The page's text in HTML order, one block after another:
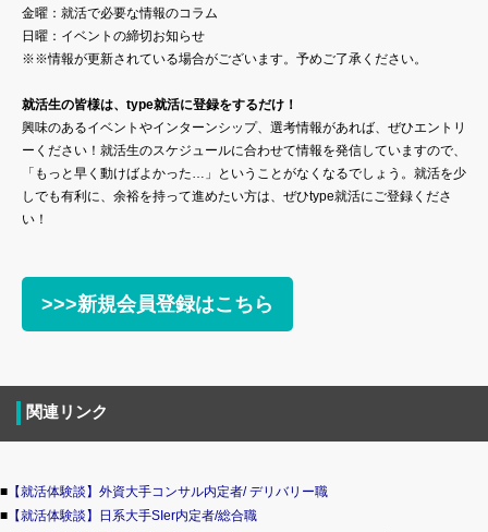
金曜：就活で必要な情報のコラム
日曜：イベントの締切お知らせ
※※情報が更新されている場合がございます。予めご了承ください。
就活生の皆様は、type就活に登録をするだけ！
興味のあるイベントやインターンシップ、選考情報があれば、ぜひエントリ
ーください！就活生のスケジュールに合わせて情報を発信していますので、
「もっと早く動けばよかった…」ということがなくなるでしょう。就活を少
しでも有利に、余裕を持って進めたい方は、ぜひtype就活にご登録くださ
い！
>>>新規会員登録はこちら
関連リンク
■ 【就活体験談】外資大手コンサル内定者/ デリバリー職
■ 【就活体験談】日系大手SIer内定者/総合職